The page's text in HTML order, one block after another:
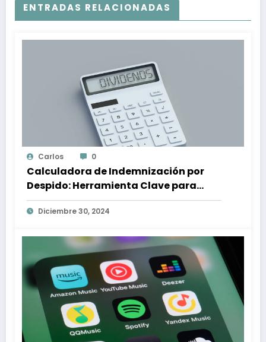
ENTRADAS RELACIONADAS
Carlos 0
Calculadora de Indemnización por
Despido: Herramienta Clave para
Proteger tus Derechos Laborales
Diciembre 30, 2024